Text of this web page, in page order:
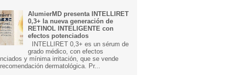
AlumierMD presenta INTELLIRET
0,3+ la nueva generación de
RETINOL INTELIGENTE con
efectos potenciados
INTELLIRET 0,3+ es un sérum de
grado médico, con efectos
y mínima irritación, que se vende
dermatológica. Pr...